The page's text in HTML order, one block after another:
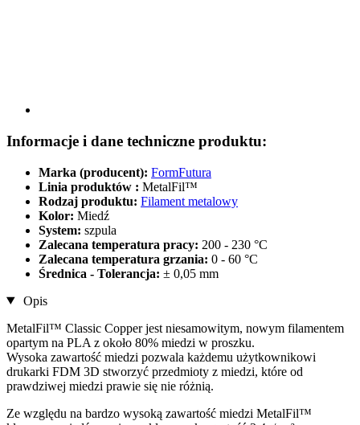
Informacje i dane techniczne produktu:
Marka (producent): FormFutura
Linia produktów : MetalFil™
Rodzaj produktu: Filament metalowy
Kolor: Miedź
System: szpula
Zalecana temperatura pracy: 200 - 230 °C
Zalecana temperatura grzania: 0 - 60 °C
Średnica - Tolerancja: ± 0,05 mm
Opis
MetalFil™ Classic Copper jest niesamowitym, nowym filamentem
opartym na PLA z około 80% miedzi w proszku.
Wysoka zawartość miedzi pozwala każdemu użytkownikowi
drukarki FDM 3D stworzyć przedmioty z miedzi, które od
prawdziwej miedzi prawie się nie różnią.
Ze względu na bardzo wysoką zawartość miedzi MetalFil™